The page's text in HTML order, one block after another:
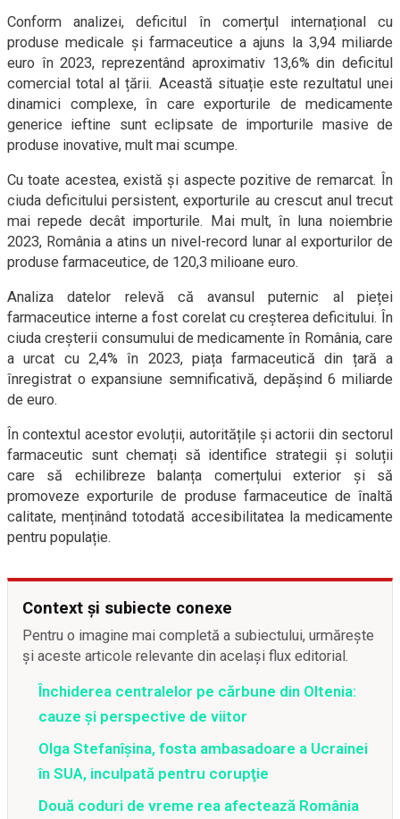
Conform analizei, deficitul în comerțul internațional cu
produse medicale și farmaceutice a ajuns la 3,94 miliarde
euro în 2023, reprezentând aproximativ 13,6% din deficitul
comercial total al țării. Această situație este rezultatul unei
dinamici complexe, în care exporturile de medicamente
generice ieftine sunt eclipsate de importurile masive de
produse inovative, mult mai scumpe.
Cu toate acestea, există și aspecte pozitive de remarcat. În
ciuda deficitului persistent, exporturile au crescut anul trecut
mai repede decât importurile. Mai mult, în luna noiembrie
2023, România a atins un nivel-record lunar al exporturilor de
produse farmaceutice, de 120,3 milioane euro.
Analiza datelor relevă că avansul puternic al pieței
farmaceutice interne a fost corelat cu creșterea deficitului. În
ciuda creșterii consumului de medicamente în România, care
a urcat cu 2,4% în 2023, piața farmaceutică din țară a
înregistrat o expansiune semnificativă, depășind 6 miliarde
de euro.
În contextul acestor evoluții, autoritățile și actorii din sectorul
farmaceutic sunt chemați să identifice strategii și soluții
care să echilibreze balanța comerțului exterior și să
promoveze exporturile de produse farmaceutice de înaltă
calitate, menținând totodată accesibilitatea la medicamente
pentru populație.
Context și subiecte conexe
Pentru o imagine mai completă a subiectului, urmărește
și aceste articole relevante din același flux editorial.
Închiderea centralelor pe cărbune din Oltenia:
cauze și perspective de viitor
Olga Stefanîşina, fosta ambasadoare a Ucrainei
în SUA, inculpată pentru corupţie
Două coduri de vreme rea afectează România